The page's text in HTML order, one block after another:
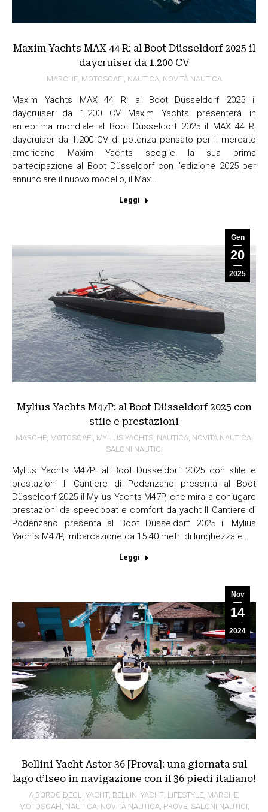
Maxim Yachts MAX 44 R: al Boot Düsseldorf 2025 il
daycruiser da 1.200 CV
MARCHE, MOTOSCAFI NAUTICA, NOVITÀ NAUTICA
Maxim Yachts MAX 44 R: al Boot Düsseldorf 2025 il
daycruiser da 1.200 CV Maxim Yachts presenterà in
anteprima mondiale al Boot Düsseldorf 2025 il MAX 44 R,
daycruiser da 1.200 CV di potenza pensato per il mercato
americano Maxim Yachts sceglie la sua prima
partecipazione al Boot Düsseldorf con l’edizione 2025 per
annunciare il nuovo modello, il Max…
Leggi
Gen
20
2025
Mylius Yachts M47P: al Boot Düsseldorf 2025 con
stile e prestazioni
MARCHE, MOTOSCAFI, MYLIUS YACHTS, NAUTICA, NOVITÀ NAUTICA,
SALONI NAUTICI
Mylius Yachts M47P: al Boot Düsseldorf 2025 con stile e
prestazioni Il Cantiere di Podenzano presenta al Boot
Düsseldorf 2025 il Mylius Yachts M47P, che mira a coniugare
prestazioni da speedboat e comfort da yacht Il Cantiere di
Podenzano presenta al Boot Düsseldorf 2025 il Mylius
Yachts M47P, imbarcazione da 15.40 metri di lunghezza e…
Leggi
Nov
14
2024
Bellini Yacht Astor 36 [Prova]: una giornata sul
lago d’Iseo in navigazione con il 36 piedi italiano!
A BORDO DEGLI YACHT, BELLINI YACHT, LIFESTYLE, MARCHE,
MOTOSCAFI, NAUTICA, NOVITÀ NAUTICA, PROVE, SALONI NAUTICI,